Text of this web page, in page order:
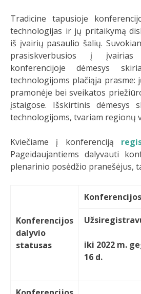
Tradicine tapusioje
technologijas ir jų pritaikymą
iš įvairių pasaulio šalių.
prasiskverbusios į
konferencijoje dėmesys
technologijoms plačiąja prasme:
pramonėje bei sveikatos
įstaigose. Išskirtinis dėmesys
technologijoms, tvariam regionų
Kviečiame į konferenciją
Pageidaujantiems dalyvauti
plenarinio posėdžio pranešėjus,
Konferencijos
dalyvio
statusas
iki 2022 m.
16 d.